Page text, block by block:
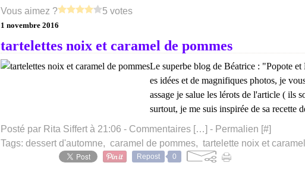
Vous aimez ? 5 votes
1 novembre 2016
tartelettes noix et caramel de pommes
Le superbe blog de Béatrice : "Popote
es idées et de magnifiques photos, je
assage je salue les lérots de l'article ( ils
surtout, je me suis inspirée de sa recette
Posté par Rita Siffert à 21:06 - Commentaires […] - Permalien [#]
Tags: dessert d'automne, caramel de pommes, tartelette noix et
Repost 0